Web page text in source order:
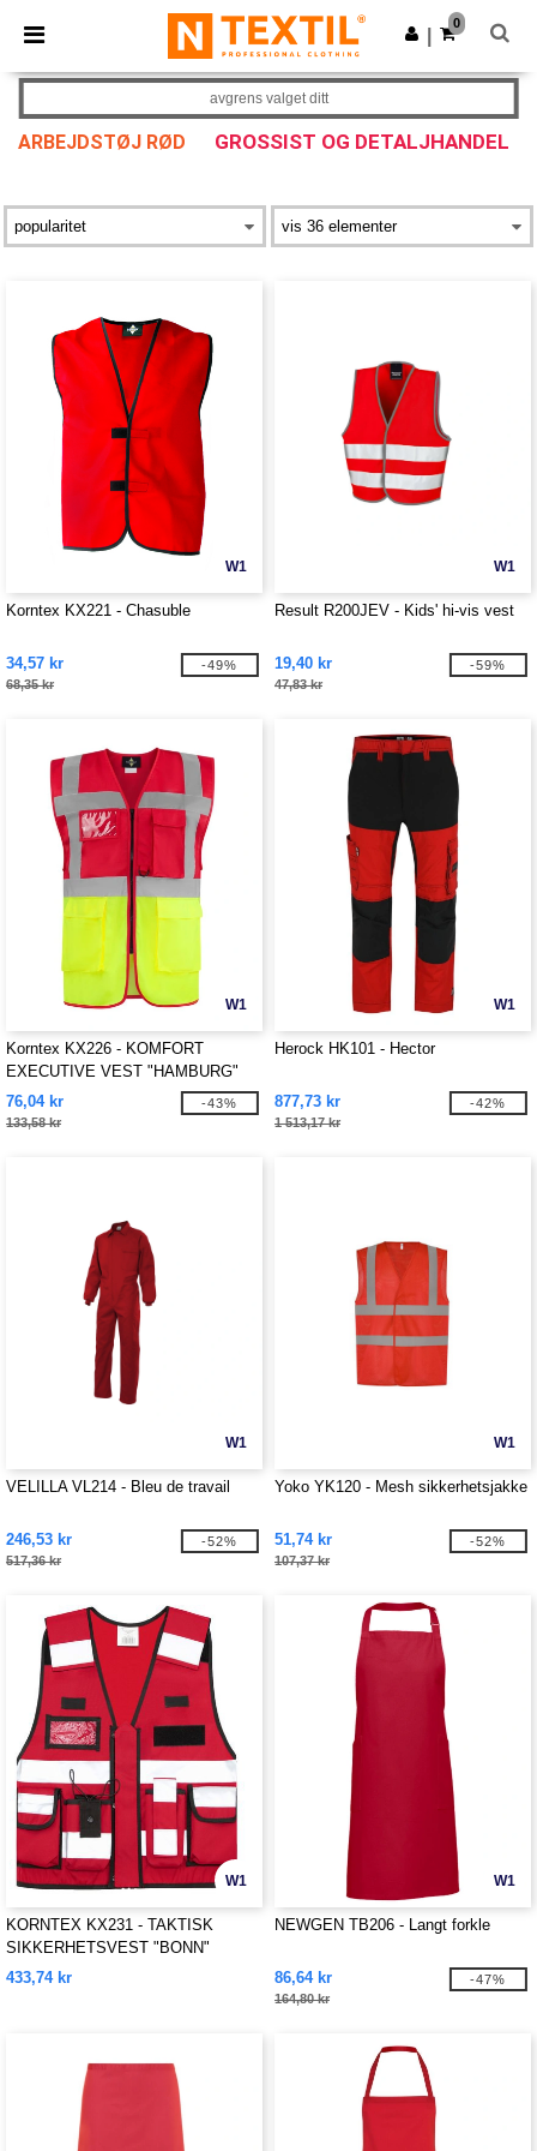
× Ntextil-app
Bedre priser i appen!
Last ned app
0
ARBEJDSTØJ RØD GROSSIST OG DETALJHANDEL
avgrens valget ditt
W1
Korntex KX221 - Chasuble
34,57 kr
68,35 kr
-49%
W1
Result R200JEV - Kids' hi-vis vest
19,40 kr
47,83 kr
-59%
W1
Korntex KX226 - KOMFORT
EXECUTIVE VEST "HAMBURG"
76,04 kr
133,58 kr
-43%
W1
Herock HK101 - Hector
877,73 kr
1 513,17 kr
-42%
W1
VELILLA VL214 - Bleu de travail
246,53 kr
517,36 kr
-52%
W1
Yoko YK120 - Mesh sikkerhetsjakke
51,74 kr
107,37 kr
-52%
W1
KORNTEX KX231 - TAKTISK
SIKKERHETSVEST "BONN"
433,74 kr
W1
NEWGEN TB206 - Langt forkle
86,64 kr
164,80 kr
-47%